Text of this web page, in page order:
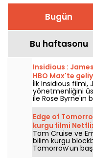
Bugün
Bu haftasonu
Insidious :
HBO Max'te
İlk Insidious filmi,
yönetmenliğini
ile Rose Byrne'ın
2026'da HBO
Edge of
kurgu filmi
Tom Cruise ve
bilim kurgu
Tomorrow’un
Netflix’te 6